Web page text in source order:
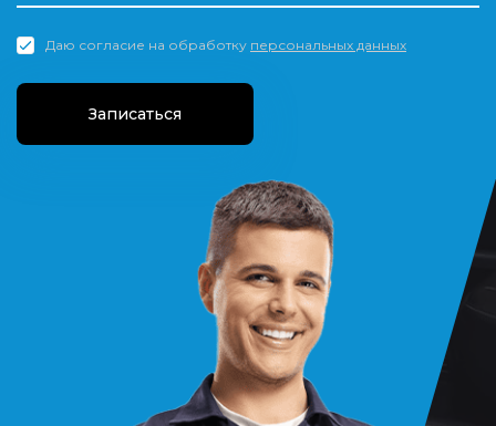
Даю согласие на обработку персональных данных
Записаться